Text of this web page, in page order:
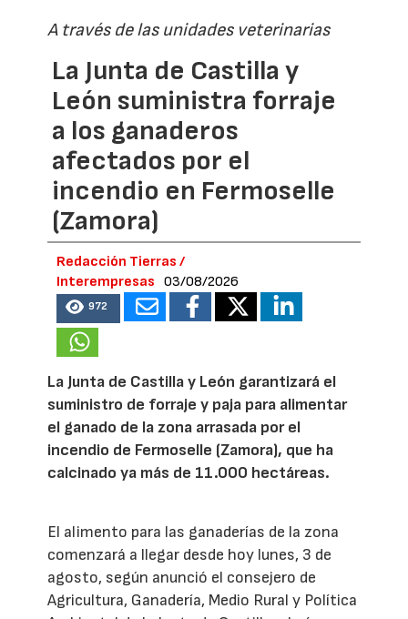
A través de las unidades veterinarias
La Junta de Castilla y
León suministra forraje
a los ganaderos
afectados por el
incendio en Fermoselle
(Zamora)
Redacción Tierras /
Interempresas
03/08/2026
972
La Junta de Castilla y León garantizará el
suministro de forraje y paja para alimentar
el ganado de la zona arrasada por el
incendio de Fermoselle (Zamora), que ha
calcinado ya más de 11.000 hectáreas.
El alimento para las ganaderías de la zona
comenzará a llegar desde hoy lunes, 3 de
agosto, según anunció el consejero de
Agricultura, Ganadería, Medio Rural y Política